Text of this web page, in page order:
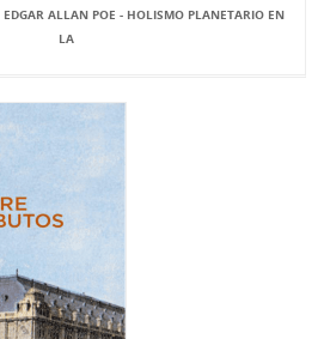
EDGAR ALLAN POE - HOLISMO PLANETARIO EN
LA